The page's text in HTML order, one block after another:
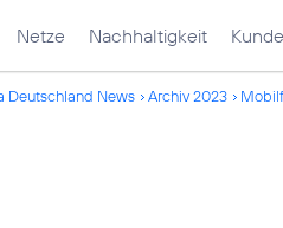
Netze Nachhaltigkeit
Deutschland News Archiv 2023